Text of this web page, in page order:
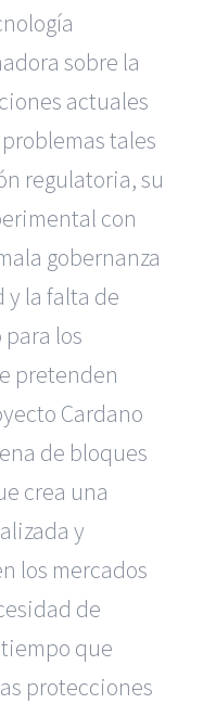
sobre la
actuales
tales
regulatoria, su
con
gobernanza
la falta de
los
pretenden
Cardano
de bloques
crea una
y
los mercados
de
que
protecciones